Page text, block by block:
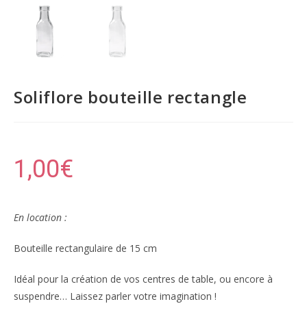
Soliflore bouteille rectangle
1,00€
En location :
Bouteille rectangulaire de 15 cm
Idéal pour la création de vos centres de table, ou encore à
suspendre… Laissez parler votre imagination !